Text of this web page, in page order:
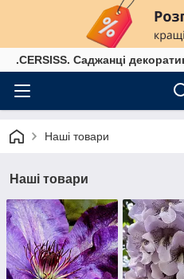
.CERSISS. Саджанці
Наші товари
Наші товари